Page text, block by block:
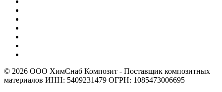
© 2026 ООО ХимСнаб Композит - Поставщик композитных
материалов ИНН: 5409231479 ОГРН: 1085473006695